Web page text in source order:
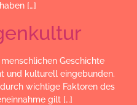
[…]
Geschichte
und kulturell eingebunden.
wichtige Faktoren des
gilt […]